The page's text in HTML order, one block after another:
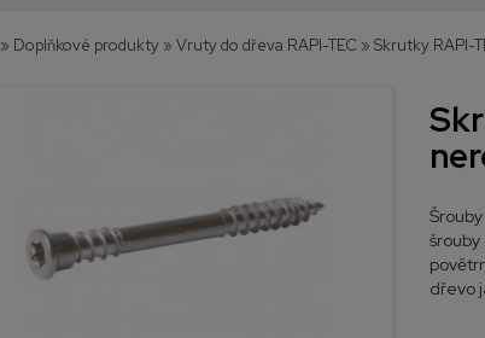
» Doplňkové produkty » Vruty do dřeva RAPI-TEC » Skrutky RAPI-
dřevo